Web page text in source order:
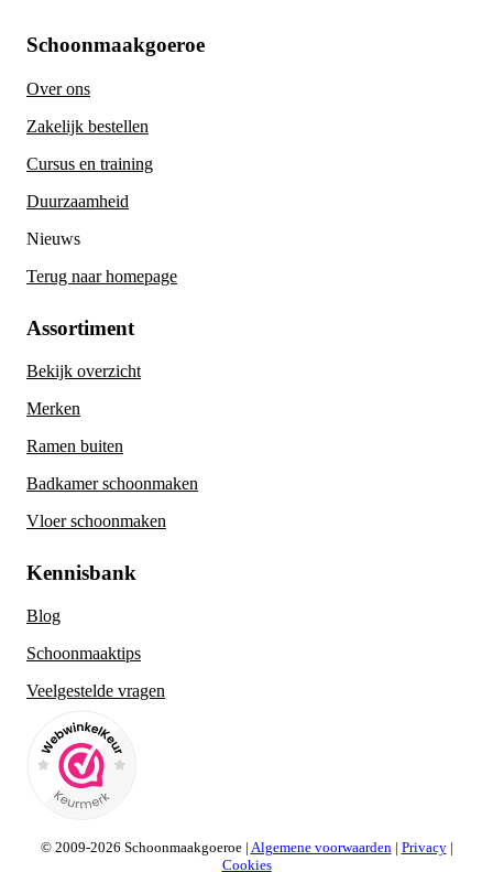
Schoonmaakgoeroe
Over ons
Zakelijk bestellen
Cursus en training
Duurzaamheid
Nieuws
Terug naar homepage
Assortiment
Bekijk overzicht
Merken
Ramen buiten
Badkamer schoonmaken
Vloer schoonmaken
Kennisbank
Blog
Schoonmaaktips
Veelgestelde vragen
© 2009-2026 Schoonmaakgoeroe | Algemene voorwaarden| Privacy|
Cookies